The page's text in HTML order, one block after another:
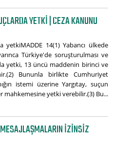
YETKI | CEZA KANUNU
yetkiMADDE 14(1) Yabancı ülkede
Türkiye'de soruşturulması ve
yetki, 13 üncü maddenin birinci ve
Bununla birlikte Cumhuriyet
istemi üzerine Yargıtay, suçun
mahkemesine yetki verebilir.(3) Bu...
İZINSIZ